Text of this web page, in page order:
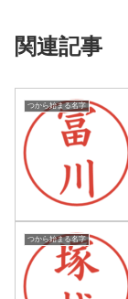
関連記事
つから始まる名字
つから始まる名字